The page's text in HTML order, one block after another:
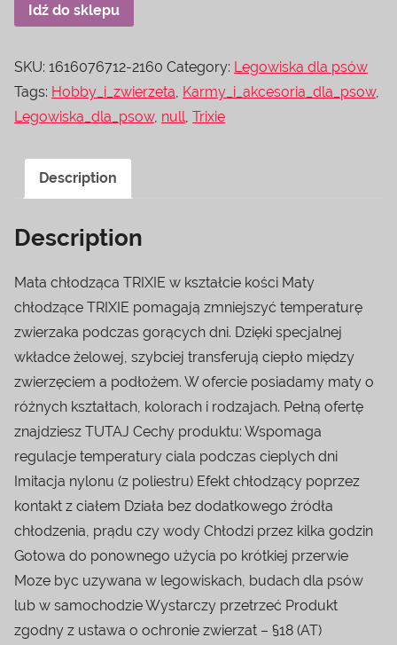
Idź do sklepu
SKU: 1616076712-2160 Category: Legowiska dla psów
Tags: Hobby_i_zwierzeta Karmy_i_akcesoria_dla_psow,
Legowiska_dla_psow, null Trixie
Description
Description
Mata chłodząca TRIXIE w kształcie kości Maty
chłodzące TRIXIE pomagają zmniejszyć temperaturę
zwierzaka podczas gorących dni. Dzięki specjalnej
wkładce żelowej, szybciej transferują ciepło między
zwierzęciem a podłożem. W ofercie posiadamy maty o
różnych kształtach, kolorach i rodzajach. Pełną ofertę
znajdziesz TUTAJ Cechy produktu: Wspomaga
regulacje temperatury ciala podczas cieplych dni
Imitacja nylonu (z poliestru) Efekt chłodzący poprzez
kontakt z ciałem Działa bez dodatkowego źródła
chłodzenia, prądu czy wody Chłodzi przez kilka godzin
Gotowa do ponownego użycia po krótkiej przerwie
Moze byc uzywana w legowiskach, budach dla psów
lub w samochodzie Wystarczy przetrzeć Produkt
zgodny z ustawa o ochronie zwierzat – §18 (AT)